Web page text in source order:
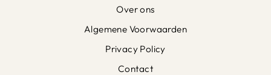
Over ons
Algemene Voorwaarden
Privacy Policy
Contact